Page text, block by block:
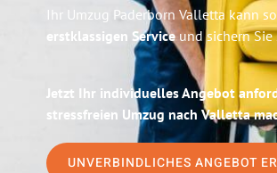
Ihr Umzug Paderborn Valletta kann
erstklassigen Serviceund sichern
Jetzt Ihr individuelles Angebot
stressfreien Umzug nach Valletta
UNVERBINDLICHES ANGEBOT